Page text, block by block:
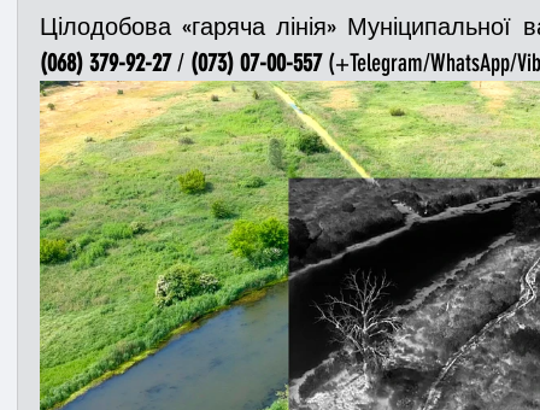
Цілодобова «гаряча лінія» Муніципальної
(068) 379-92-27 / (073) 07-00-557 (+Telegram/WhatsApp/